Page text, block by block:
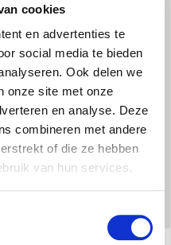
cookies
en advertenties te
social media te bieden
Ook delen we
onze site met onze
en analyse. Deze
combineren met andere
of die ze hebben
van hun services.
FAN/COOLER
verkoeler of als ventilator.